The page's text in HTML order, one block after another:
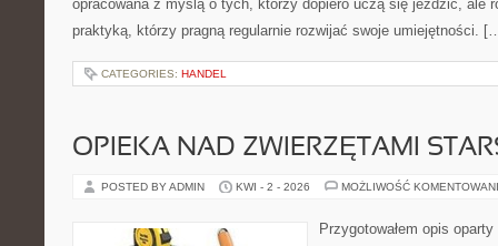
opracowana z myślą o tych, którzy dopiero uczą się jeździć, ale
praktyką, którzy pragną regularnie rozwijać swoje umiejętności.
CATEGORIES: HANDEL
OPIEKA NAD ZWIERZĘTAMI
POSTED BY ADMIN KWI - 2 - 2026 MOŻLIWOŚĆ
Przygotowałem opis